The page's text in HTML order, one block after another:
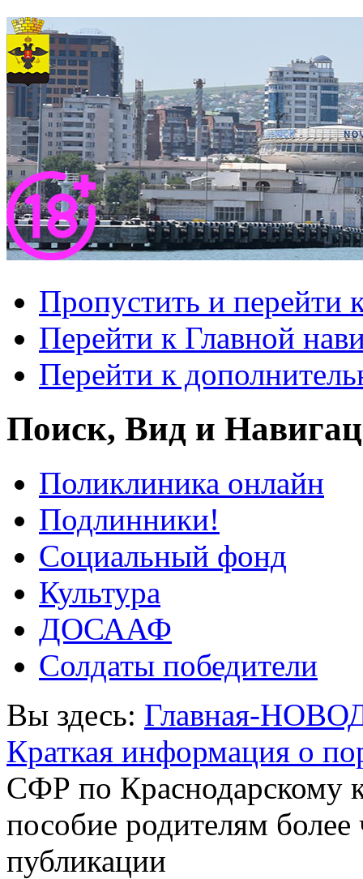
Пропустить и перейти
Перейти к Главной
Перейти к
Поиск, Вид и
Поликлиника онлайн
Подлинники!
Социальный фонд
Культура
ДОСААФ
Солдаты победители
Вы здесь: Главная-
Краткая информация о
СФР по Краснодарскому
пособие родителям
публикации